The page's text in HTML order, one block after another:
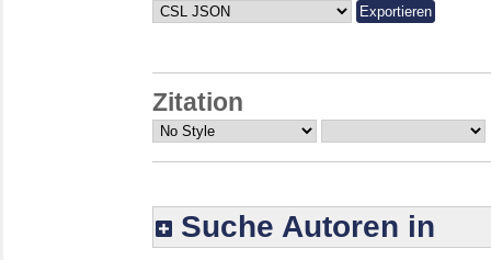
Zitation
Suche Autoren in